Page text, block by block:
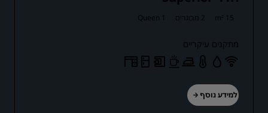
15 m² 2 מבוגרים 1 Queen
מתקנים עיקריים
למידע נוסף